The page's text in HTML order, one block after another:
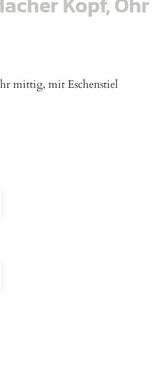
mittig, mit Eschenstiel